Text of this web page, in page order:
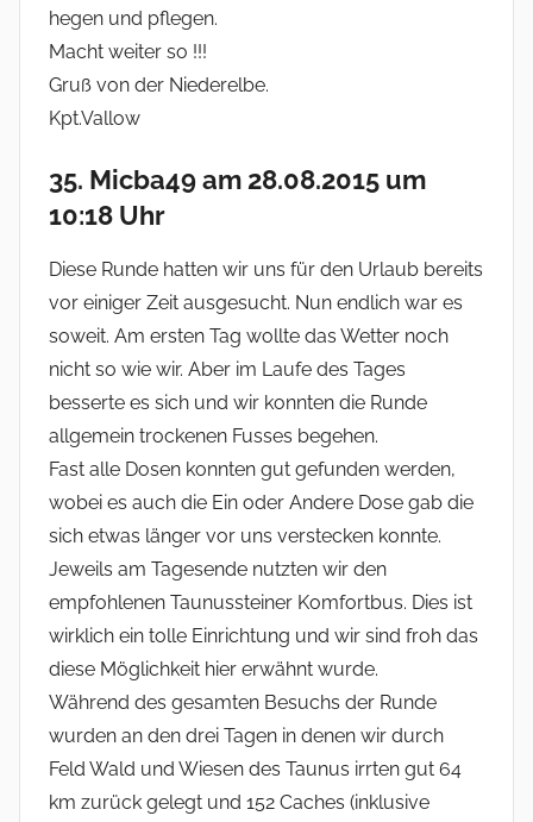
hegen und pflegen.
Macht weiter so !!!
Gruß von der Niederelbe.
Kpt.Vallow
35. Micba49 am 28.08.2015 um
10:18 Uhr
Diese Runde hatten wir uns für den Urlaub bereits
vor einiger Zeit ausgesucht. Nun endlich war es
soweit. Am ersten Tag wollte das Wetter noch
nicht so wie wir. Aber im Laufe des Tages
besserte es sich und wir konnten die Runde
allgemein trockenen Fusses begehen.
Fast alle Dosen konnten gut gefunden werden,
wobei es auch die Ein oder Andere Dose gab die
sich etwas länger vor uns verstecken konnte.
Jeweils am Tagesende nutzten wir den
empfohlenen Taunussteiner Komfortbus. Dies ist
wirklich ein tolle Einrichtung und wir sind froh das
diese Möglichkeit hier erwähnt wurde.
Während des gesamten Besuchs der Runde
wurden an den drei Tagen in denen wir durch
Feld Wald und Wiesen des Taunus irrten gut 64
km zurück gelegt und 152 Caches (inklusive